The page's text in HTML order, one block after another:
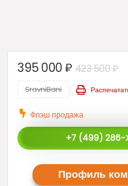
423 500₽
395 000₽
SravniBani
Флэш продажа
+7 (499)
Профиль ком